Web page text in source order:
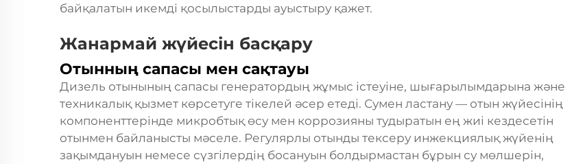
байқалатын икемді қосылыстарды ауыстыру қажет.
Жанармай жүйесін басқару
Отынның сапасы мен сақтауы
Дизель отынының сапасы генератордың жұмыс істеуіне, шығарылымдарына және
техникалық қызмет көрсетуге тікелей әсер етеді. Сумен ластану — отын жүйесінің
компоненттерінде микробтық өсу мен коррозияны тудыратын ең жиі кездесетін
отынмен байланысты мәселе. Регулярлы отынды тексеру инжекциялық жүйенің
зақымдануын немесе сүзгілердің босануын болдырмастан бұрын су мөлшерін,